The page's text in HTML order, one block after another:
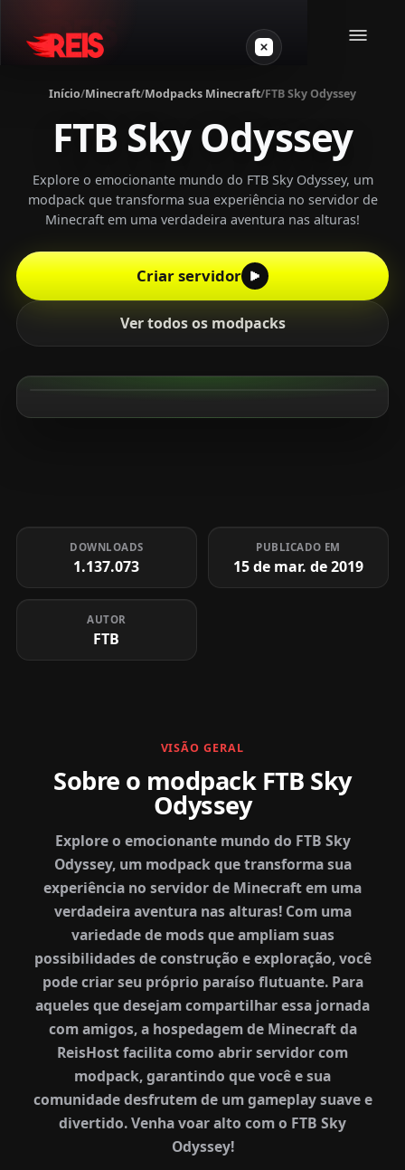
Minecraft
Outros jogos
VPS Gamer
Login
Início/Minecraft/Modpacks Minecraft/FTB Sky Odyssey
FTB Sky Odyssey
Explore o emocionante mundo do FTB Sky Odyssey, um
modpack que transforma sua experiência no servidor de
Minecraft em uma verdadeira aventura nas alturas!
Criar servidor
Ver todos os modpacks
DOWNLOADS
1.137.073
PUBLICADO EM
15 de mar. de 2019
AUTOR
FTB
VISÃO GERAL
Sobre o modpack FTB Sky
Odyssey
Explore o emocionante mundo do FTB Sky
Odyssey, um modpack que transforma sua
experiência no servidor de Minecraft em uma
verdadeira aventura nas alturas! Com uma
variedade de mods que ampliam suas
possibilidades de construção e exploração, você
pode criar seu próprio paraíso flutuante. Para
aqueles que desejam compartilhar essa jornada
com amigos, a hospedagem de Minecraft da
ReisHost facilita como abrir servidor com
modpack, garantindo que você e sua
comunidade desfrutem de um gameplay suave e
divertido. Venha voar alto com o FTB Sky
Odyssey!